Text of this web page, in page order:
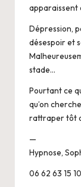
apparaissent
Dépression,
désespoir et
stade…
Pourtant ce
qu’on
rattraper tôt
—
Hypnose,
06 62 63 15 10